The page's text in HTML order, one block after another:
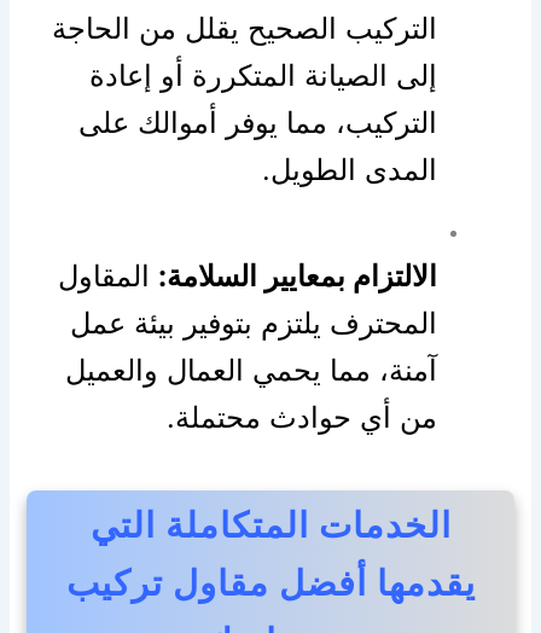
التركيب الصحيح يقلل من الحاجة
إلى الصيانة المتكررة أو إعادة
التركيب، مما يوفر أموالك على
المدى الطويل.
الالتزام بمعايير السلامة: المقاول
المحترف يلتزم بتوفير بيئة عمل
آمنة، مما يحمي العمال والعميل
من أي حوادث محتملة.
الخدمات المتكاملة التي
يقدمها أفضل مقاول تركيب